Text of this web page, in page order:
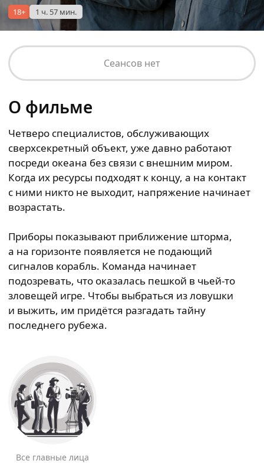
18+ 1 ч. 57 мин.
Сеансов нет
О фильме
Четверо специалистов, обслуживающих
сверхсекретный объект, уже давно работают
посреди океана без связи с внешним миром.
Когда их ресурсы подходят к концу, а на контакт
с ними никто не выходит, напряжение начинает
возрастать.
Приборы показывают приближение шторма,
а на горизонте появляется не подающий
сигналов корабль. Команда начинает
подозревать, что оказалась пешкой в чьей-то
зловещей игре. Чтобы выбраться из ловушки
и выжить, им придётся разгадать тайну
последнего рубежа.
Все главные лица